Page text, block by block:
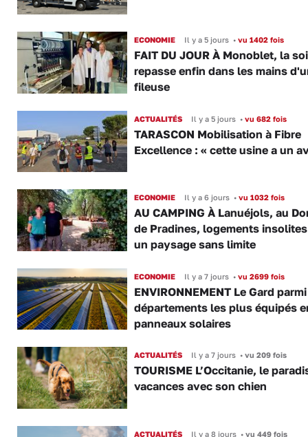
ECONOMIE Il y a 5 jours •vu 1402 fois
FAIT DU JOUR À Monoblet, la
repasse enfin dans les mains
fileuse
ACTUALITÉS Il y a 5 jours •vu 682 fois
TARASCON Mobilisation à Fibre
Excellence : « cette usine a un
ECONOMIE Il y a 6 jours •vu 1032 fois
AU CAMPING À Lanuéjols, au
de Pradines, logements
un paysage sans limite
ECONOMIE Il y a 7 jours •vu 2699 fois
ENVIRONNEMENT Le Gard
départements les plus équipés
panneaux solaires
ACTUALITÉS Il y a 7 jours •vu 209 fois
TOURISME L’Occitanie, le
vacances avec son chien
ACTUALITÉS Il y a 8 jours •vu 449 fois